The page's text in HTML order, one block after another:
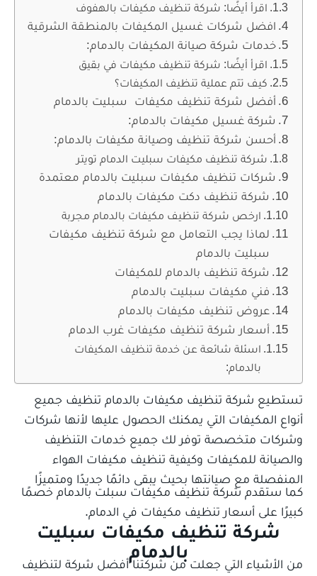
اقرأ أيضًا: شركة تنظيف مكيفات بالهفوف
افضل شركات غسيل المكيفات بالمنطقة الشرقية
خدمات شركة صيانة المكيفات بالدمام:
اقرأ أيضًا: شركة تنظيف مكيفات في بقيق
كيف تتم عملية تنظيف المكيفات؟
أفضل شركة تنظيف مكيفات سبليت بالدمام
شركة غسيل مكيفات بالدمام:
أحسن شركة تنظيف وصيانة مكيفات بالدمام:
شركة تنظيف مكيفات سبليت الدمام تويتر
شركات تنظيف مكيفات سبليت بالدمام معتمدة
شركة تنظيف دكت مكيفات بالدمام
ارخص شركة تنظيف مكيفات بالدمام مجربة
لماذا يجب التعامل مع شركة تنظيف مكيفات
سبليت بالدمام
شركة تنظيف بالدمام للمكيفات
فني مكيفات سبليت بالدمام
عروض تنظيف مكيفات بالدمام
أسعار شركة تنظيف مكيفات غرب الدمام
اسئلة شائعة عن خدمة تنظيف المكيفات
بالدمام:
تستطيع شركة تنظيف مكيفات بالدمام تنظيف جميع
أنواع المكيفات التي يمكنك الحصول عليها لأنها شركات
وشركات متخصصة توفر لك جميع خدمات التنظيف
والصيانة للمكيفات وكيفية تنظيف مكيفات الهواء
المنفصلة مع صيانتها بحيث يبقى دائمًا جديدًا ومتميزًا
كما ستقدم شركة تنظيف مكيفات سبلت بالدمام خصمًا
كبيرًا على أسعار تنظيف مكيفات في الدمام.
شركة تنظيف مكيفات سبليت
بالدمام
من الأشياء التي جعلت من شركتنا أفضل شركة لتنظيف